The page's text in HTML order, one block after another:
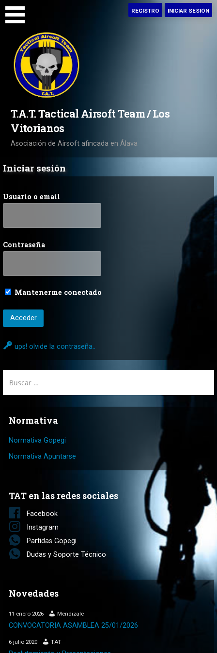
Saltar
REGISTRO INICIAR SESIÓN
T.A.T. Tactical Airsoft Team / Los
Vitorianos
Asociación de Airsoft afincada en Álava
Iniciar sesión
Usuario o email
Contraseña
Mantenerme conectado
ups! olvide la contraseña..
Normativa
Normativa Gopegi
Normativa Apuntarse
TAT en las redes sociales
Facebook
Instagram
Partidas Gopegi
Dudas y Soporte Técnico
Novedades
11 enero 2026 Mendizale
CONVOCATORIA ASAMBLEA 25/01/2026
6 julio 2020 TAT